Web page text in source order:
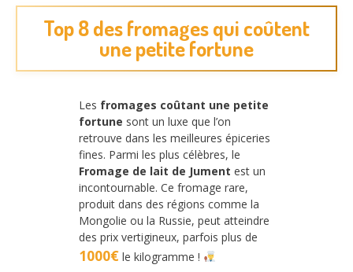
Top 8 des fromages qui coûtent
une petite fortune
Les fromages coûtant une petite
fortune sont un luxe que l’on
retrouve dans les meilleures épiceries
fines. Parmi les plus célèbres, le
Fromage de lait de Jument est un
incontournable. Ce fromage rare,
produit dans des régions comme la
Mongolie ou la Russie, peut atteindre
des prix vertigineux, parfois plus de
1000€ le kilogramme !